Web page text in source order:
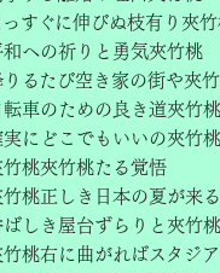
っすぐに伸びぬ枝有り夾
和への祈りと勇気夾竹桃
りるたび空き家の街や夾
転車のための良き道夾竹桃
実にどこでもいいの夾竹桃
竹桃夾竹桃たる覚悟
竹桃正しき日本の夏が来る
ばしき屋台ずらりと夾竹桃
竹桃右に曲がればスタジ